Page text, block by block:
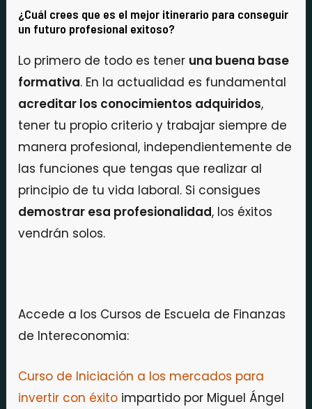
¿Cuál crees que es el mejor itinerario para conseguir
un futuro profesional exitoso?
Lo primero de todo es tener una buena base
formativa. En la actualidad es fundamental
acreditar los conocimientos adquiridos,
tener tu propio criterio y trabajar siempre de
manera profesional, independientemente de
las funciones que tengas que realizar al
principio de tu vida laboral. Si consigues
demostrar esa profesionalidad, los éxitos
vendrán solos.
Accede a los Cursos de Escuela de Finanzas
de Intereconomia:
Curso de Iniciación a los mercados para
invertir con éxito impartido por Miguel Ángel